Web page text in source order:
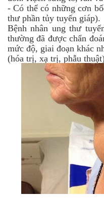
- Có thể có những cơn
thư phần tủy tuyến giáp).
Bệnh nhân ung thư
thường đã được chẩn
mức độ, giai đoạn khác
(hóa trị, xạ trị, phẫu